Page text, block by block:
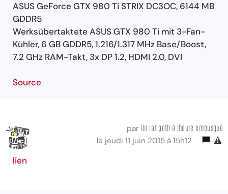
ASUS GeForce GTX 980 Ti STRIX DC3OC, 6144 MB
GDDR5
Werksübertaktete ASUS GTX 980 Ti mit 3-Fan-
Kühler, 6 GB GDDR5, 1.216/1.317 MHz Base/Boost,
7.2 GHz RAM-Takt, 3x DP 1.2, HDMI 2.0, DVI
Source
par Un rat goth à lheure embusqué
le jeudi 11 juin 2015 à 15h12
lien